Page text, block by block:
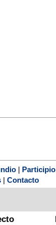
Participio
Contacto